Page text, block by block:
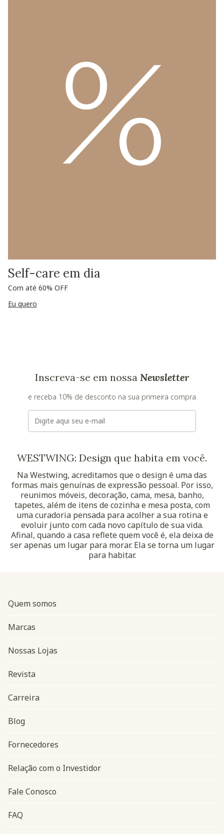
Self-care em dia
Com até 60% OFF
Eu quero
Inscreva-se em nossa Newsletter
e receba 10% de desconto na sua primeira compra
E-mail
WESTWING: Design que habita em você.
Na Westwing, acreditamos que o design é uma das
formas mais genuínas de expressão pessoal. Por isso,
reunimos móveis, decoração, cama, mesa, banho,
tapetes, além de itens de cozinha e mesa posta, com
uma curadoria pensada para acolher a sua rotina e
evoluir junto com cada novo capítulo de sua vida.
Afinal, quando a casa reflete quem você é, ela deixa de
ser apenas um lugar para morar. Ela se torna um lugar
para habitar.
Navegação do rodapé
Quem somos
Marcas
Nossas Lojas
Revista
Carreira
Blog
Fornecedores
Relação com o Investidor
Fale Conosco
FAQ